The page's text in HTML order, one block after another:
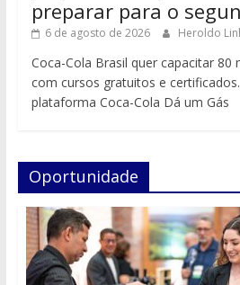
preparar para o
6 de agosto de 2026 Heroldo
Coca-Cola Brasil quer capacitar 80
com cursos gratuitos e
plataforma Coca-Cola Dá um Gás
Oportunidade